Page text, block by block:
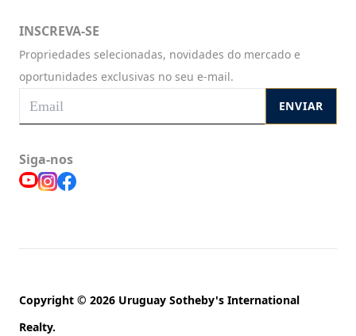
INSCREVA-SE
Propriedades selecionadas, novidades do mercado e
oportunidades exclusivas no seu e-mail.
ENVIAR
Siga-nos
Copyright © 2026 Uruguay Sotheby's International
Realty.